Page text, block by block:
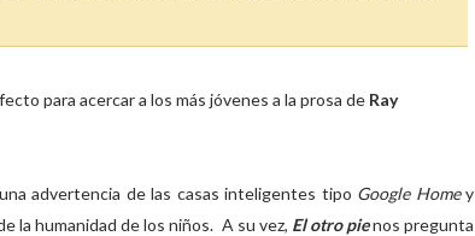
para acercar a los más jóvenes a la prosa de Ray
advertencia de las casas inteligentes tipo Google Homey
la humanidad de los niños. A su vez, El otro pienos pregunta